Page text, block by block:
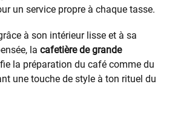
un service propre à chaque tasse.
à son intérieur lisse et à sa
la cafetière de grande
la préparation du café comme du
une touche de style à ton rituel du